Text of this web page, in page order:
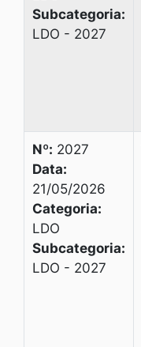
Subcategoria:
LDO - 2027
Nº: 2027
Data:
21/05/2026
Categoria:
LDO
Subcategoria:
LDO - 2027